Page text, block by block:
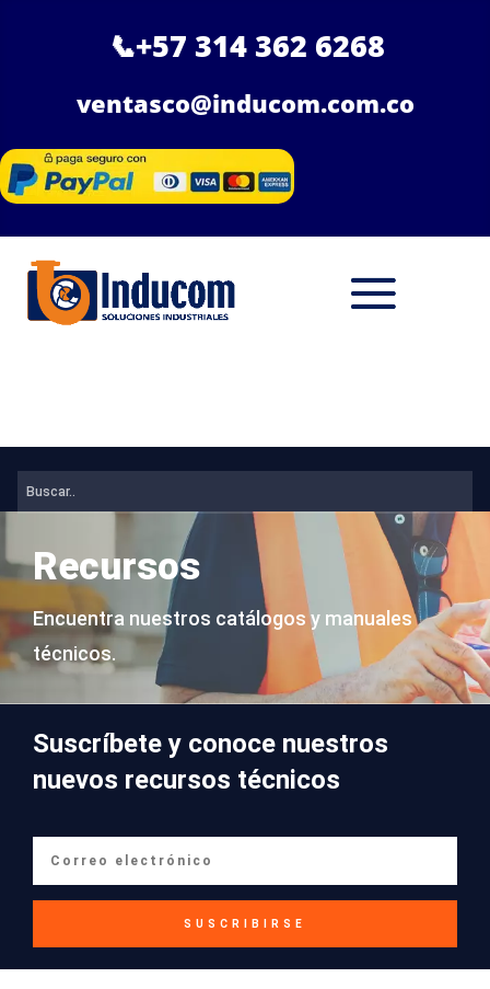
📞+57 314 362 6268
ventasco@inducom.com.co
Recursos
Encuentra nuestros catálogos y manuales
técnicos.
Suscríbete y conoce nuestros
nuevos recursos técnicos
SUSCRIBIRSE